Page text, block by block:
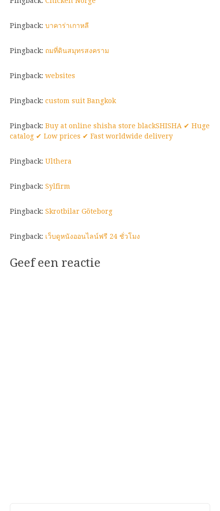
Pingback: บาคาร่าเกาหลี
Pingback: ถมที่ดินสมุทรสงคราม
Pingback: websites
Pingback: custom suit Bangkok
Pingback: Buy at online shisha store blackSHISHA ✔ Huge
catalog ✔ Low prices ✔ Fast worldwide delivery
Pingback: Ulthera
Pingback: Sylfirm
Pingback: Skrotbilar Göteborg
Pingback: เว็บดูหนังออนไลน์ฟรี 24 ชั่วโมง
Geef een reactie